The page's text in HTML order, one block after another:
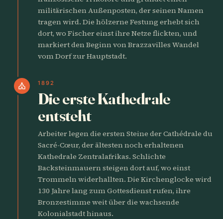
militärischen Außenposten, der seinen Namen
tragen wird. Die hölzerne Festung erhebt sich
dort, wo Fischer einst ihre Netze flickten, und
markiert den Beginn von Brazzavilles Wandel
vom Dorf zur Hauptstadt.
church 1892
Die erste Kathedrale
entsteht
Arbeiter legen die ersten Steine der Cathédrale du
Sacré-Cœur, der ältesten noch erhaltenen
Kathedrale Zentralafrikas. Schlichte
Backsteinmauern steigen dort auf, wo einst
Trommeln widerhallten. Die Kirchenglocke wird
130 Jahre lang zum Gottesdienst rufen, ihre
Bronzestimme weit über die wachsende
Kolonialstadt hinaus.